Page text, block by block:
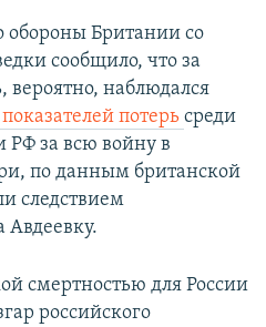
обороны Британии со
сообщило, что за
вероятно, наблюдался
потерь среди
РФ за всю войну в
по данным британской
следствием
Авдеевку.
смертностью для России
российского